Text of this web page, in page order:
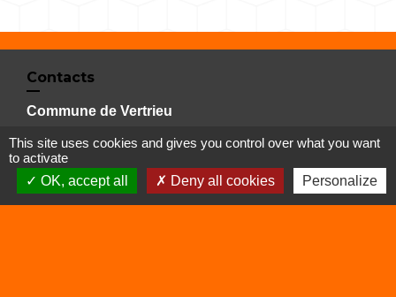
Contacts
Commune de Vertrieu
38390 Vertrieu - FRANCE
+33 4 74 90 61 68
This site uses cookies and gives you control over what you want
to activate
OK, accept all
Deny all cookies Personalize